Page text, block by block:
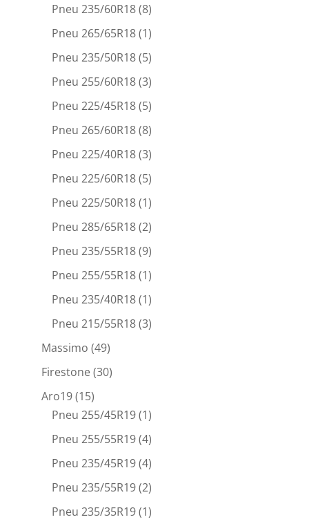
Pneu 235/60R18(8)
Pneu 265/65R18(1)
Pneu 235/50R18(5)
Pneu 255/60R18(3)
Pneu 225/45R18(5)
Pneu 265/60R18(8)
Pneu 225/40R18(3)
Pneu 225/60R18(5)
Pneu 225/50R18(1)
Pneu 285/65R18(2)
Pneu 235/55R18(9)
Pneu 255/55R18(1)
Pneu 235/40R18(1)
Pneu 215/55R18(3)
Massimo (49)
Firestone(30)
Aro19(15)
Pneu 255/45R19(1)
Pneu 255/55R19(4)
Pneu 235/45R19(4)
Pneu 235/55R19(2)
Pneu 235/35R19(1)